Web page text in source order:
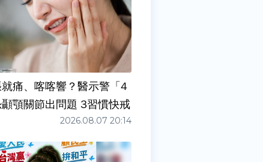
痛、喀喀響？醫示警「4
症狀」恐顳顎關節出問題 3習慣快戒
2026.08.07 20:14